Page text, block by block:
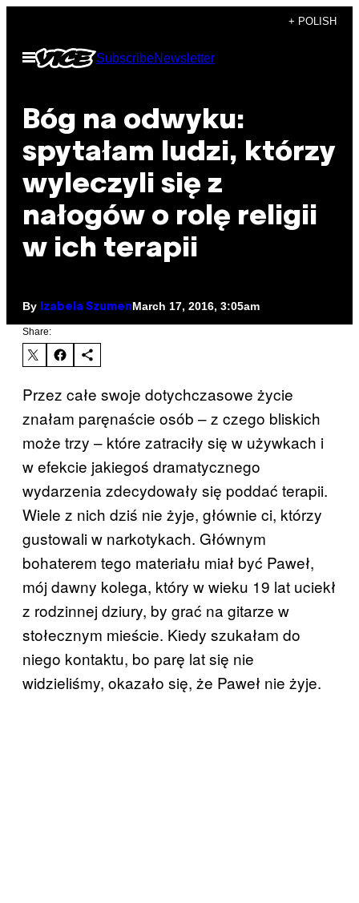
content
+ POLISH
Open
Menu
SubscribeNewsletter
Bóg na odwyku:
spytałam ludzi, którzy
wyleczyli się z
nałogów o rolę religii
w ich terapii
By Izabela SzumenMarch 17, 2016, 3:05am
Share:
Przez całe swoje dotychczasowe życie
znałam paręnaście osób – z czego bliskich
może trzy – które zatraciły się w używkach i
w efekcie jakiegoś dramatycznego
wydarzenia zdecydowały się poddać terapii.
Wiele z nich dziś nie żyje, głównie ci, którzy
gustowali w narkotykach. Głównym
bohaterem tego materiału miał być Paweł,
mój dawny kolega, który w wieku 19 lat uciekł
z rodzinnej dziury, by grać na gitarze w
stołecznym mieście. Kiedy szukałam do
niego kontaktu, bo parę lat się nie
widzieliśmy, okazało się, że Paweł nie żyje.